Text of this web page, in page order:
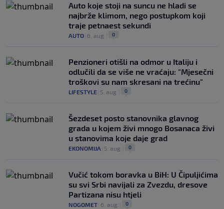
Auto koje stoji na suncu ne hladi se
najbrže klimom, nego postupkom koji
traje petnaest sekundi
AUTO 6. aug. 0
Penzioneri otišli na odmor u Italiju i
odlučili da se više ne vraćaju: "Mjesečni
troškovi su nam skresani na trećinu"
LIFESTYLE 5. aug. 0
Šezdeset posto stanovnika glavnog
grada u kojem živi mnogo Bosanaca živi
u stanovima koje daje grad
EKONOMIJA 5. aug. 0
Vučić tokom boravka u BiH: U Čipuljićima
su svi Srbi navijali za Zvezdu, dresove
Partizana nisu htjeli
NOGOMET 6. aug. 0